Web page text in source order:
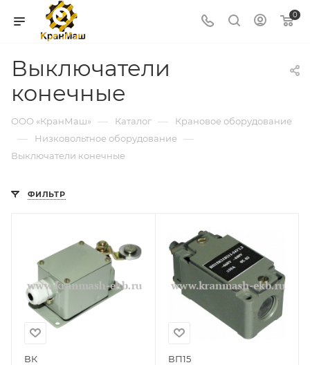
0
Выключатели
конечные
ООО «КранМаш» — Каталог — Крановое оборудование
— Низковольтное оборудование —
Выключатели конечные
ФИЛЬТР
ВК ВП15